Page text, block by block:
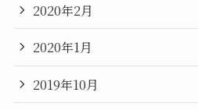
2020年2月
2020年1月
2019年10月